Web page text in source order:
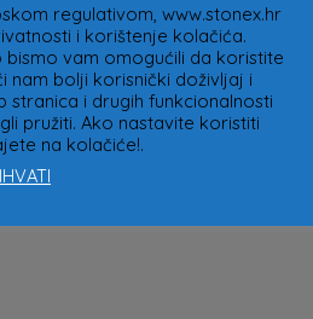
regulativom, www.stonex.hr
i korištenje kolačića.
vam omogućili da koristite
nam bolji korisnički doživljaj i
stranica i drugih funkcionalnosti
pružiti. Ako nastavite koristiti
na kolačiće!.